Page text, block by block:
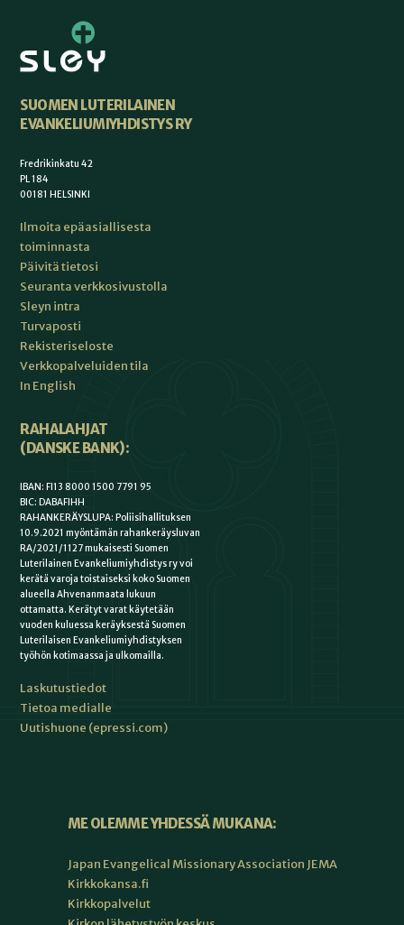
SUOMEN LUTERILAINEN
EVANKELIUMIYHDISTYS RY
Fredrikinkatu 42
PL 184
00181 HELSINKI
Ilmoita epäasiallisesta
toiminnasta
Päivitä tietosi
Seuranta verkkosivustolla
Sleyn intra
Turvaposti
Rekisteriseloste
Verkkopalveluiden tila
In English
RAHALAHJAT
(DANSKE BANK):
IBAN: FI13 8000 1500 7791 95
BIC: DABAFIHH
RAHANKERÄYSLUPA: Poliisihallituksen
10.9.2021 myöntämän rahankeräysluvan
RA/2021/1127 mukaisesti Suomen
Luterilainen Evankeliumiyhdistys ry voi
kerätä varoja toistaiseksi koko Suomen
alueella Ahvenanmaata lukuun
ottamatta. Kerätyt varat käytetään
vuoden kuluessa keräyksestä Suomen
Luterilaisen Evankeliumiyhdistyksen
työhön kotimaassa ja ulkomailla.
Laskutustiedot
Tietoa medialle
Uutishuone (epressi.com)
ME OLEMME YHDESSÄ MUKANA:
Japan Evangelical Missionary Association JEMA
Kirkkokansa.fi
Kirkkopalvelut